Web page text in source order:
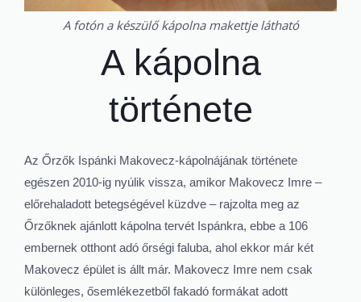
A fotón a készülő kápolna makettje látható
A kápolna
története
Az Őrzők Ispánki Makovecz-kápolnájának története
egészen 2010-ig nyúlik vissza, amikor Makovecz Imre –
előrehaladott betegségével küzdve – rajzolta meg az
Őrzőknek ajánlott kápolna tervét Ispánkra, ebbe a 106
embernek otthont adó őrségi faluba, ahol ekkor már két
Makovecz épület is állt már. Makovecz Imre nem csak
különleges, ősemlékezetből fakadó formákat adott